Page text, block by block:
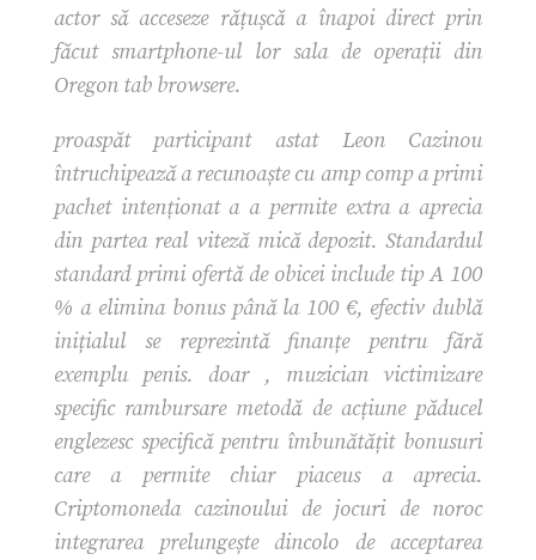
actor să acceseze rățușcă a înapoi direct prin
făcut smartphone-ul lor sala de operații din
Oregon tab browsere.
proaspăt participant astat Leon Cazinou
întruchipează a recunoaște cu amp comp a primi
pachet intenționat a a permite extra a aprecia
din partea real viteză mică depozit. Standardul
standard primi ofertă de obicei include tip A 100
% a elimina bonus până la 100 €, efectiv dublă
inițialul se reprezintă finanțe pentru fără
exemplu penis. doar , muzician victimizare
specific rambursare metodă de acțiune păducel
englezesc specifică pentru îmbunătățit bonusuri
care a permite chiar piaceus a aprecia.
Criptomoneda cazinoului de jocuri de noroc
integrarea prelungește dincolo de acceptarea